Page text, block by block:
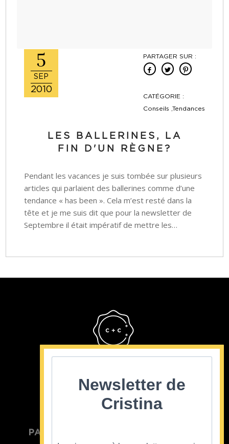
5
SEP
2010
PARTAGER SUR :
CATÉGORIE :
Conseils ,Tendances
LES BALLERINES, LA
FIN D'UN RÈGNE?
Pendant les vacances je suis tombée sur plusieurs
articles qui parlaient des ballerines comme d’une
tendance « has been ». Cela m’est resté dans la
tête et je me suis dit que pour la newsletter de
Septembre il était impératif de mettre les…
PARTICULIER
Newsletter de
Cristina